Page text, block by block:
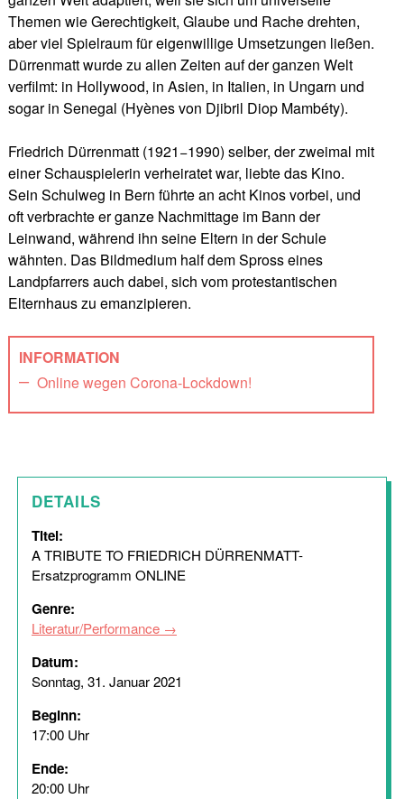
Themen wie Gerechtigkeit, Glaube und Rache drehten,
aber viel Spielraum für eigenwillige Umsetzungen ließen.
Dürrenmatt wurde zu allen Zeiten auf der ganzen Welt
verfilmt: in Hollywood, in Asien, in Italien, in Ungarn und
sogar in Senegal (Hyènes von Djibril Diop Mambéty).
Friedrich Dürrenmatt (1921−1990) selber, der zweimal mit
einer Schauspielerin verheiratet war, liebte das Kino.
Sein Schulweg in Bern führte an acht Kinos vorbei, und
oft verbrachte er ganze Nachmittage im Bann der
Leinwand, während ihn seine Eltern in der Schule
wähnten. Das Bildmedium half dem Spross eines
Landpfarrers auch dabei, sich vom protestantischen
Elternhaus zu emanzipieren.
INFORMATION
Online wegen Corona-Lockdown!
DETAILS
Titel:
A TRIBUTE TO FRIEDRICH DÜRRENMATT-
Ersatzprogramm ONLINE
Genre:
Literatur/Performance
Datum:
Sonntag, 31. Januar 2021
Beginn:
17:00 Uhr
Ende:
20:00 Uhr